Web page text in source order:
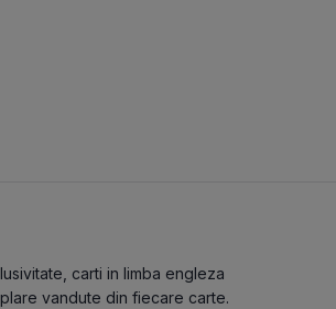
carti in limba engleza
vandute din fiecare carte.